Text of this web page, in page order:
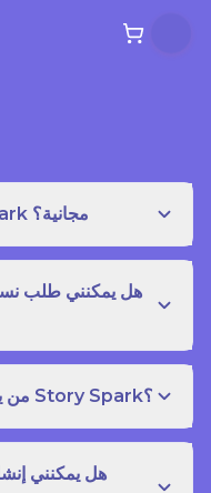
هل قراءة مكتبة مجتمع Story Spark مجانية؟
هل يمكنني طلب
من ينشئ كتب قصص في مكتبة مجتمع Story Spark؟
هل يمكنني